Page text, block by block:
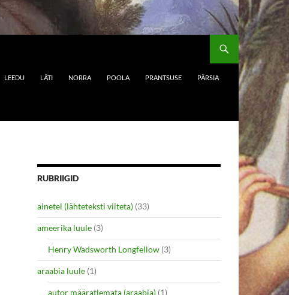
LEEDU LÄTI NORRA POOLA PRANTSUSE PÄRSIA
RUBRIIGID
ainetel (lähteteksti viiteta) (33)
ameerika luule (3)
Henry Wadsworth Longfellow (3)
araabia luule (1)
autor määratlemata (araabia) (1)